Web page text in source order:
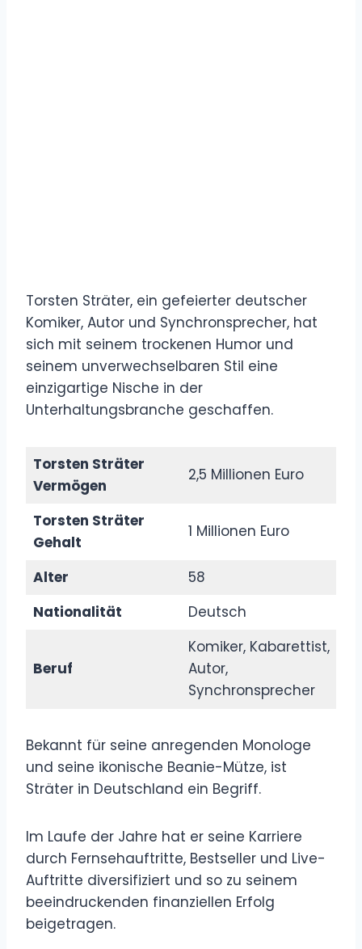
Torsten Sträter, ein gefeierter deutscher
Komiker, Autor und Synchronsprecher, hat
sich mit seinem trockenen Humor und
seinem unverwechselbaren Stil eine
einzigartige Nische in der
Unterhaltungsbranche geschaffen.
Torsten Sträter
Vermögen
2,5 Millionen Euro
Torsten Sträter
Gehalt
1 Millionen Euro
Alter
58
Nationalität
Deutsch
Beruf
Komiker, Kabarettist,
Autor,
Synchronsprecher
Bekannt für seine anregenden Monologe
und seine ikonische Beanie-Mütze, ist
Sträter in Deutschland ein Begriff.
Im Laufe der Jahre hat er seine Karriere
durch Fernsehauftritte, Bestseller und Live-
Auftritte diversifiziert und so zu seinem
beeindruckenden finanziellen Erfolg
beigetragen.